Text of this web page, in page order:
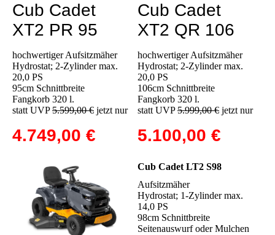
Cub Cadet
XT2 PR 95
hochwertiger Aufsitzmäher
Hydrostat; 2-Zylinder max.
20,0 PS
95cm Schnittbreite
Fangkorb 320 l.
statt UVP5.599,00 € jetzt nur
4.749,00 €
Cub Cadet
XT2 QR 106
hochwertiger Aufsitzmäher
Hydrostat; 2-Zylinder max.
20,0 PS
106cm Schnittbreite
Fangkorb 320 l.
statt UVP5.999,00 € jetzt nur
5.100,00 €
Cub Cadet LT2 S98
Aufsitzmäher
Hydrostat; 1-Zylinder max.
14,0 PS
98cm Schnittbreite
Seitenauswurf oder Mulchen